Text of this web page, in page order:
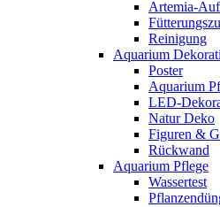
Artemia-
Reinigung
Aquarium
Poster
Aquarium
LED-
Natur Deko
Figuren &
Rückwand
Aquarium Pflege
Wassertest